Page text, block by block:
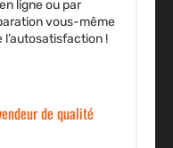
ligne ou par
vous-même
l’autosatisfaction !
de qualité